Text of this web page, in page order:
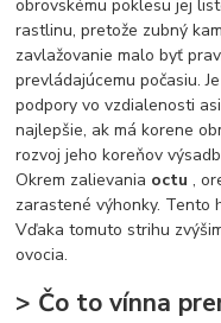
obrovskému poklesu jej
rastlinu, pretože zubný
zavlažovanie malo byť
prevládajúcemu počasiu.
podpory vo vzdialenosti
najlepšie, ak má korene
rozvoj jeho koreňov
Okrem zalievania octu,
zarastené výhonky. Tento
Vďaka tomuto strihu
ovocia.
> Čo to vínna